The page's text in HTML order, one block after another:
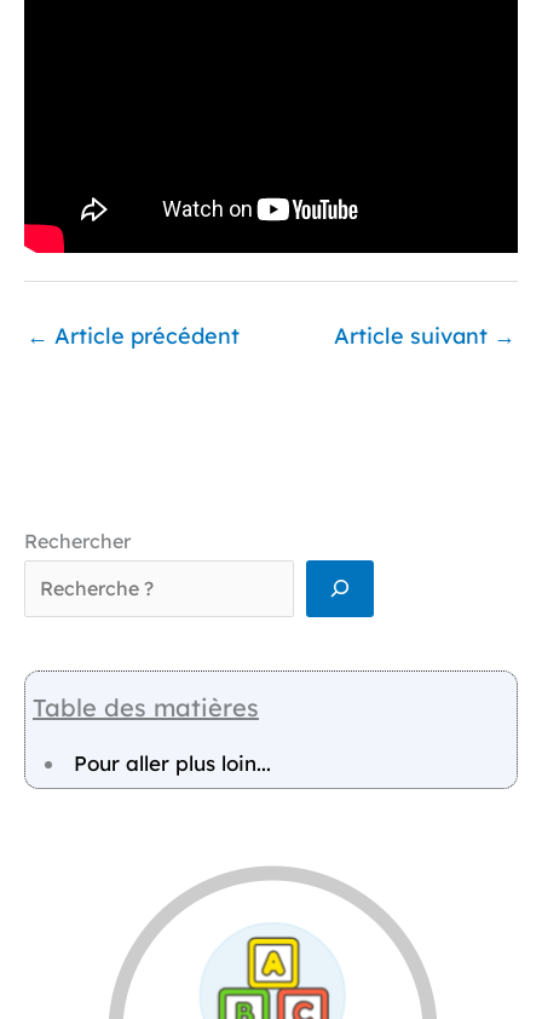
← Article précédent Article suivant →
Rechercher
Table des matières
Pour aller plus loin...